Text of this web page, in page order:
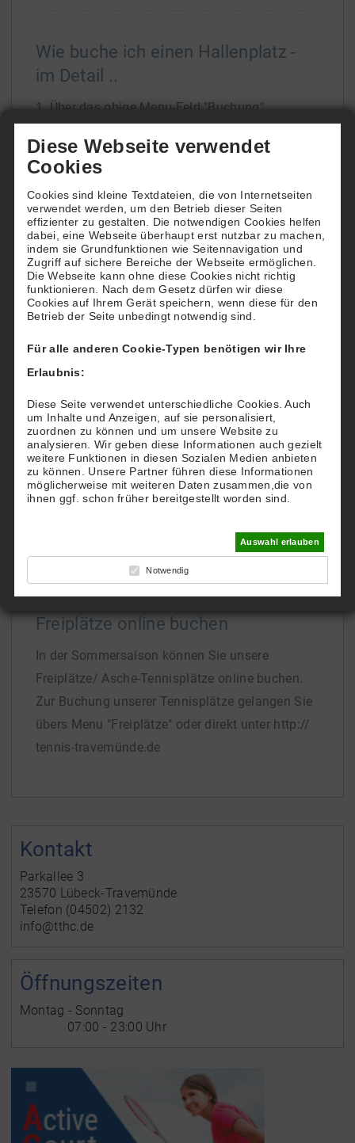
Wie buche ich einen Hallenplatz -
im Detail ..
1. Über das obige Menu-Feld "Buchung"
Tennisfelder.
In der Tagesansicht oder der Wochenansicht
ersehen Sie die Platzbelegung und freie Zeiten.
Wenn Sie die Belegung über einen späteren
Zeitraum einsehen[...]
Wie buchen Hotels für Ihre Gäste
Möchten Sie Ihren Gästen einen besonderen
"Tennis-Service" bieten?
Dann reservieren und buchen Sie für Ihre Gäste
nach deren Wünschen einen Tennisplatz beim
TTHC.
Gern richten wir Ihnen einen eigenen Account zu
Hotel-Konditionen ein.
Freiplätze online buchen
In der Sommersaison können Sie unsere
Freiplätze/ Asche-Tennisplätze online buchen.
Zur Buchung unserer Tennisplätze gelangen Sie
übers Menu "Freiplätze" oder direkt unter http://
tennis-travemünde.de
Kontakt
Parkallee 3
23570 Lübeck-Travemünde
Telefon (04502) 2132
info@tthc.de
Öffnungszeiten
Montag - Sonntag
07:00 - 23:00 Uhr
Diese Webseite verwendet
Cookies
Cookies sind kleine Textdateien, die von Internetseiten
verwendet werden, um den Betrieb dieser Seiten
effizienter zu gestalten. Die notwendigen Cookies helfen
dabei, eine Webseite überhaupt erst nutzbar zu machen,
indem sie Grundfunktionen wie Seitennavigation und
Zugriff auf sichere Bereiche der Webseite ermöglichen.
Die Webseite kann ohne diese Cookies nicht richtig
funktionieren. Nach dem Gesetz dürfen wir diese
Cookies auf Ihrem Gerät speichern, wenn diese für den
Betrieb der Seite unbedingt notwendig sind.
Für alle anderen Cookie-Typen benötigen wir Ihre
Erlaubnis:
Diese Seite verwendet unterschiedliche Cookies. Auch
um Inhalte und Anzeigen, auf sie personalisiert,
zuordnen zu können und um unsere Website zu
analysieren. Wir geben diese Informationen auch gezielt
weitere Funktionen in diesen Sozialen Medien anbieten
zu können. Unsere Partner führen diese Informationen
möglicherweise mit weiteren Daten zusammen,die von
ihnen ggf. schon früher bereitgestellt worden sind.
Auswahl erlauben
Notwendig